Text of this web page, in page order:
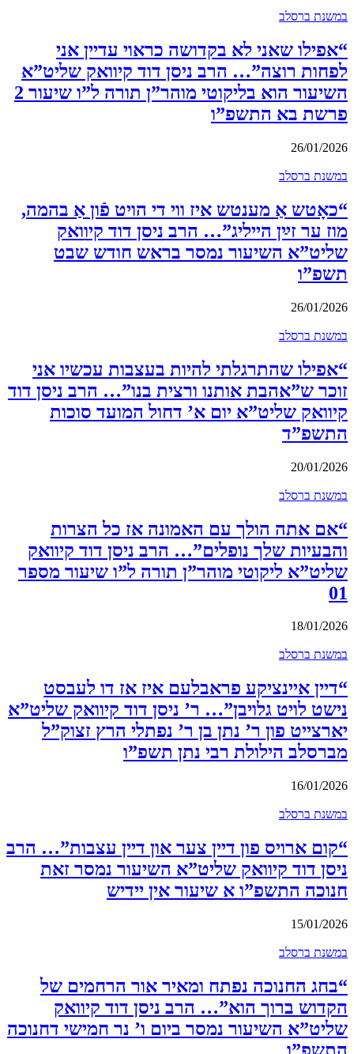
במשנת ברסלב
“אפילו שאני לא בקדושה כראוי עדיין אני
לפחות רוצה”… הרב ניסן דוד קיוואק שליט”א
השיעור הוא בליקוטי מוהר”ן תורה ל”ו שיעור 2
פרשת בא התשפ”ו
26/01/2026
במשנת ברסלב
“כאָטש אַ מענטש איז ווי די הויט פֿון אַ בהמה,
מוז ער זײַן הייליג”… הרב ניסן דוד קיוואק
שליט”א השיעור נמסר בראש חודש שבט
תשפ”ו
26/01/2026
במשנת ברסלב
“אפילו שהתרגלתי להיות בעצבות עכשיו אני
זוכר ש”אהבת אותנו ורצית בנו”… הרב ניסן דוד
קיוואק שליט”א יום א’ דחול המועד סוכות
התשפ”ד
20/01/2026
במשנת ברסלב
“אם אתה הולך עם האמונה אז כל הצרות
והבעיות שלך נופלים”… הרב ניסן דוד קיוואק
שליט”א ליקוטי מוהר”ן תורה ל”ו שיעור מספר
01
18/01/2026
במשנת ברסלב
“דיין איינציקע פראבלעם איז אז דו לעבסט
נישט לויט גלויבן”… ר’ ניסן דוד קיוואק שליט”א
יארצייט פון ר’ נתן בן ר’ נפתלי הרץ זצוק”ל
מברסלב הילולת רבי נתן תשפ”ו
16/01/2026
במשנת ברסלב
“קום ארויס פון דיין צער און דיין עצבות”… הרב
ניסן דוד קיוואק שליט”א השיעור נמסר זאת
חנוכה התשפ”ו א שיעור אין יידיש
15/01/2026
במשנת ברסלב
“בחג החנוכה נפתח ומאיר אור הרחמים של
הקדוש ברוך הוא”… הרב ניסן דוד קיוואק
שליט”א השיעור נמסר ביום ו’ נר חמישי דחנוכה